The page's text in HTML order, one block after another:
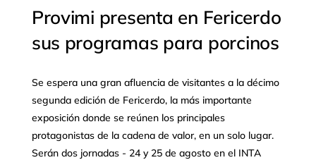
Provimi presenta en Fericerdo
sus programas para porcinos
Se espera una gran afluencia de visitantes a la décimo
segunda edición de Fericerdo, la más importante
exposición donde se reúnen los principales
protagonistas de la cadena de valor, en un solo lugar.
Serán dos jornadas - 24 y 25 de agosto en el INTA